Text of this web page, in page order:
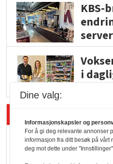
KBS-
i
Dine valg:
Informasjonskapsler og
For å gi deg relevante annonser
informasjon fra ditt besøk på vårt
deg mot dette under